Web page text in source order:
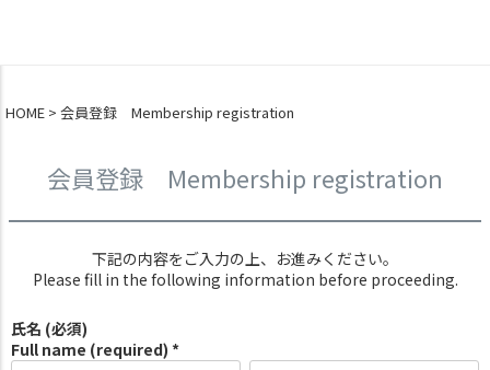
HOME 会員登録 Membership registration
会員登録 Membership registration
下記の内容をご入力の上、お進みください。
Please fill in the following information before proceeding.
氏名 (必須)
Full name (required) *